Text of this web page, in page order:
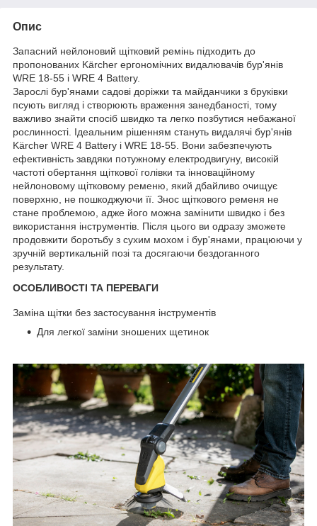
Опис
Запасний нейлоновий щітковий ремінь підходить до
пропонованих Kärcher ергономічних видалювачів бур'янів
WRE 18-55 і WRE 4 Battery.
Зарослі бур'янами садові доріжки та майданчики з бруківки
псують вигляд і створюють враження занедбаності, тому
важливо знайти спосіб швидко та легко позбутися небажаної
рослинності. Ідеальним рішенням стануть видалячі бур'янів
Kärcher WRE 4 Battery і WRE 18-55. Вони забезпечують
ефективність завдяки потужному електродвигуну, високій
частоті обертання щіткової голівки та інноваційному
нейлоновому щітковому ременю, який дбайливо очищує
поверхню, не пошкоджуючи її. Знос щіткового ременя не
стане проблемою, адже його можна замінити швидко і без
використання інструментів. Після цього ви одразу зможете
продовжити боротьбу з сухим мохом і бур'янами, працюючи у
зручній вертикальній позі та досягаючи бездоганного
результату.
ОСОБЛИВОСТІ ТА ПЕРЕВАГИ
Заміна щітки без застосування інструментів
Для легкої заміни зношених щетинок